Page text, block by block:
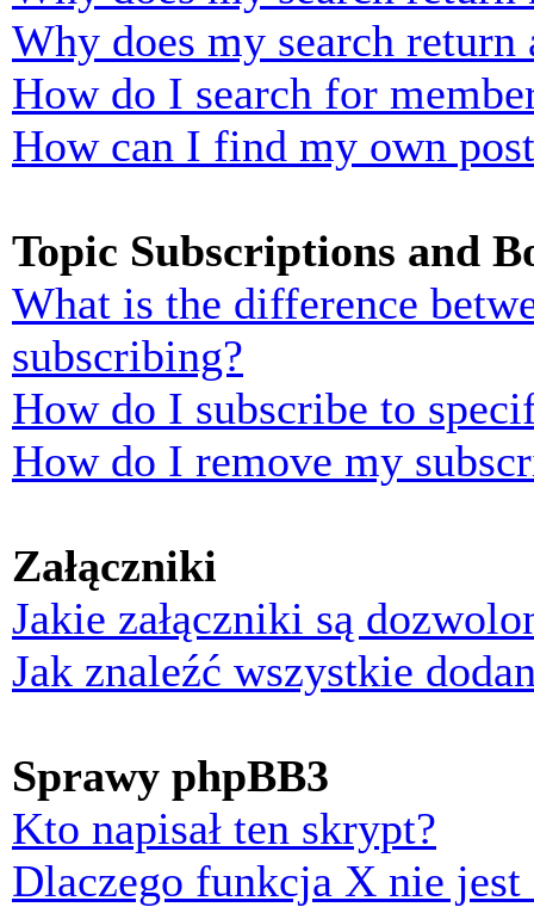
Why does my search return
How do I search for
How can I find my own
Topic Subscriptions and
What is the difference
subscribing?
How do I subscribe to
How do I remove my
Załączniki
Jakie załączniki są
Jak znaleźć wszystkie
Sprawy phpBB3
Kto napisał ten skrypt?
Dlaczego funkcja X nie jest